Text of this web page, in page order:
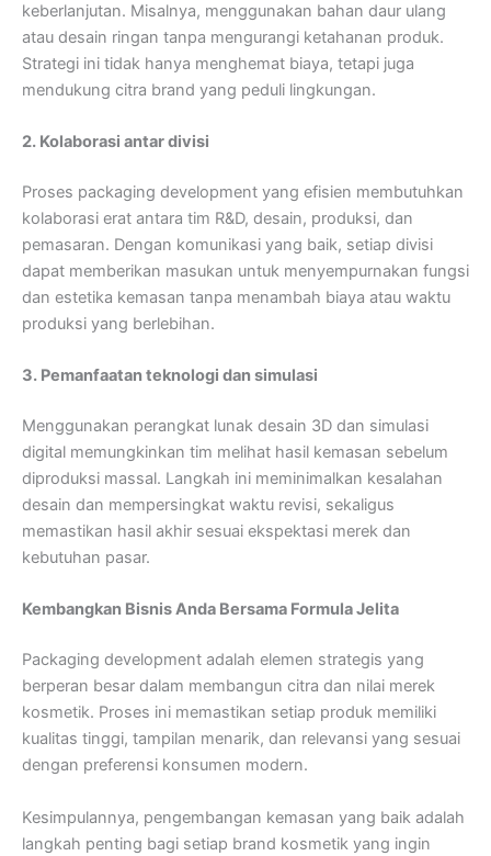
keberlanjutan. Misalnya, menggunakan bahan daur ulang
atau desain ringan tanpa mengurangi ketahanan produk.
Strategi ini tidak hanya menghemat biaya, tetapi juga
mendukung citra brand yang peduli lingkungan.
2. Kolaborasi antar divisi
Proses packaging development yang efisien membutuhkan
kolaborasi erat antara tim R&D, desain, produksi, dan
pemasaran. Dengan komunikasi yang baik, setiap divisi
dapat memberikan masukan untuk menyempurnakan fungsi
dan estetika kemasan tanpa menambah biaya atau waktu
produksi yang berlebihan.
3. Pemanfaatan teknologi dan simulasi
Menggunakan perangkat lunak desain 3D dan simulasi
digital memungkinkan tim melihat hasil kemasan sebelum
diproduksi massal. Langkah ini meminimalkan kesalahan
desain dan mempersingkat waktu revisi, sekaligus
memastikan hasil akhir sesuai ekspektasi merek dan
kebutuhan pasar.
Kembangkan Bisnis Anda Bersama Formula Jelita
Packaging development adalah elemen strategis yang
berperan besar dalam membangun citra dan nilai merek
kosmetik. Proses ini memastikan setiap produk memiliki
kualitas tinggi, tampilan menarik, dan relevansi yang sesuai
dengan preferensi konsumen modern.
Kesimpulannya, pengembangan kemasan yang baik adalah
langkah penting bagi setiap brand kosmetik yang ingin